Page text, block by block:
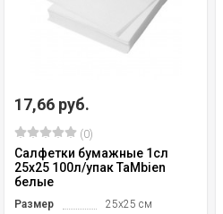
17,66 руб.
(0)
Салфетки бумажные 1сл
25х25 100л/упак TaMbien
белые
Размер
25х25 см